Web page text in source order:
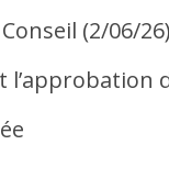
(2/06/
l’approbation